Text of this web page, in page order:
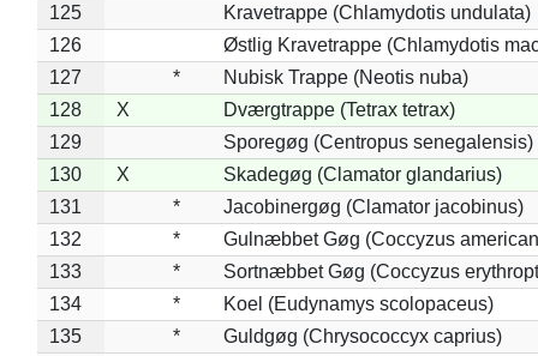
125
Kravetrappe (Chlamydotis undulata)
126
Østlig Kravetrappe (Chlamydotis
127
*
Nubisk Trappe (Neotis nuba)
128
X
Dværgtrappe (Tetrax tetrax)
129
Sporegøg (Centropus senegalensis)
130
X
Skadegøg (Clamator glandarius)
131
*
Jacobinergøg (Clamator jacobinus)
132
*
Gulnæbbet Gøg (Coccyzus
133
*
Sortnæbbet Gøg (Coccyzus
134
*
Koel (Eudynamys scolopaceus)
135
*
Guldgøg (Chrysococcyx caprius)